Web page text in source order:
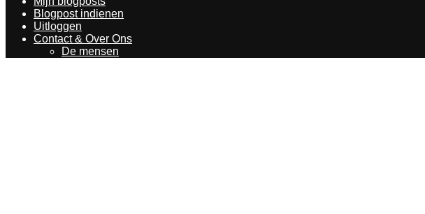
Blogpost indienen
Uitloggen
Contact & Over Ons
De mensen